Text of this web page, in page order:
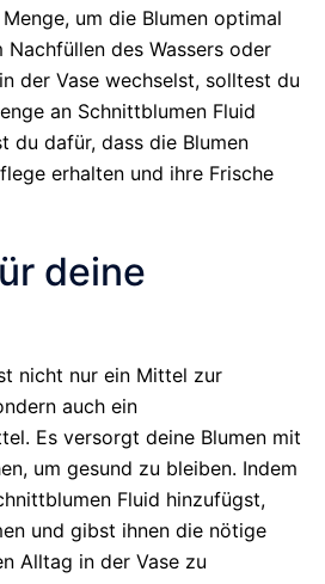
um die Blumen optimal
Nachfüllen des Wassers oder
der Vase wechselst, solltest du
an Schnittblumen Fluid
du dafür, dass die Blumen
erhalten und ihre Frische
deine
nicht nur ein Mittel zur
auch ein
Es versorgt deine Blumen mit
um gesund zu bleiben. Indem
Fluid hinzufügst,
und gibst ihnen die nötige
Alltag in der Vase zu